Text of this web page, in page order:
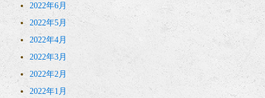
2022年6月
2022年5月
2022年4月
2022年3月
2022年2月
2022年1月